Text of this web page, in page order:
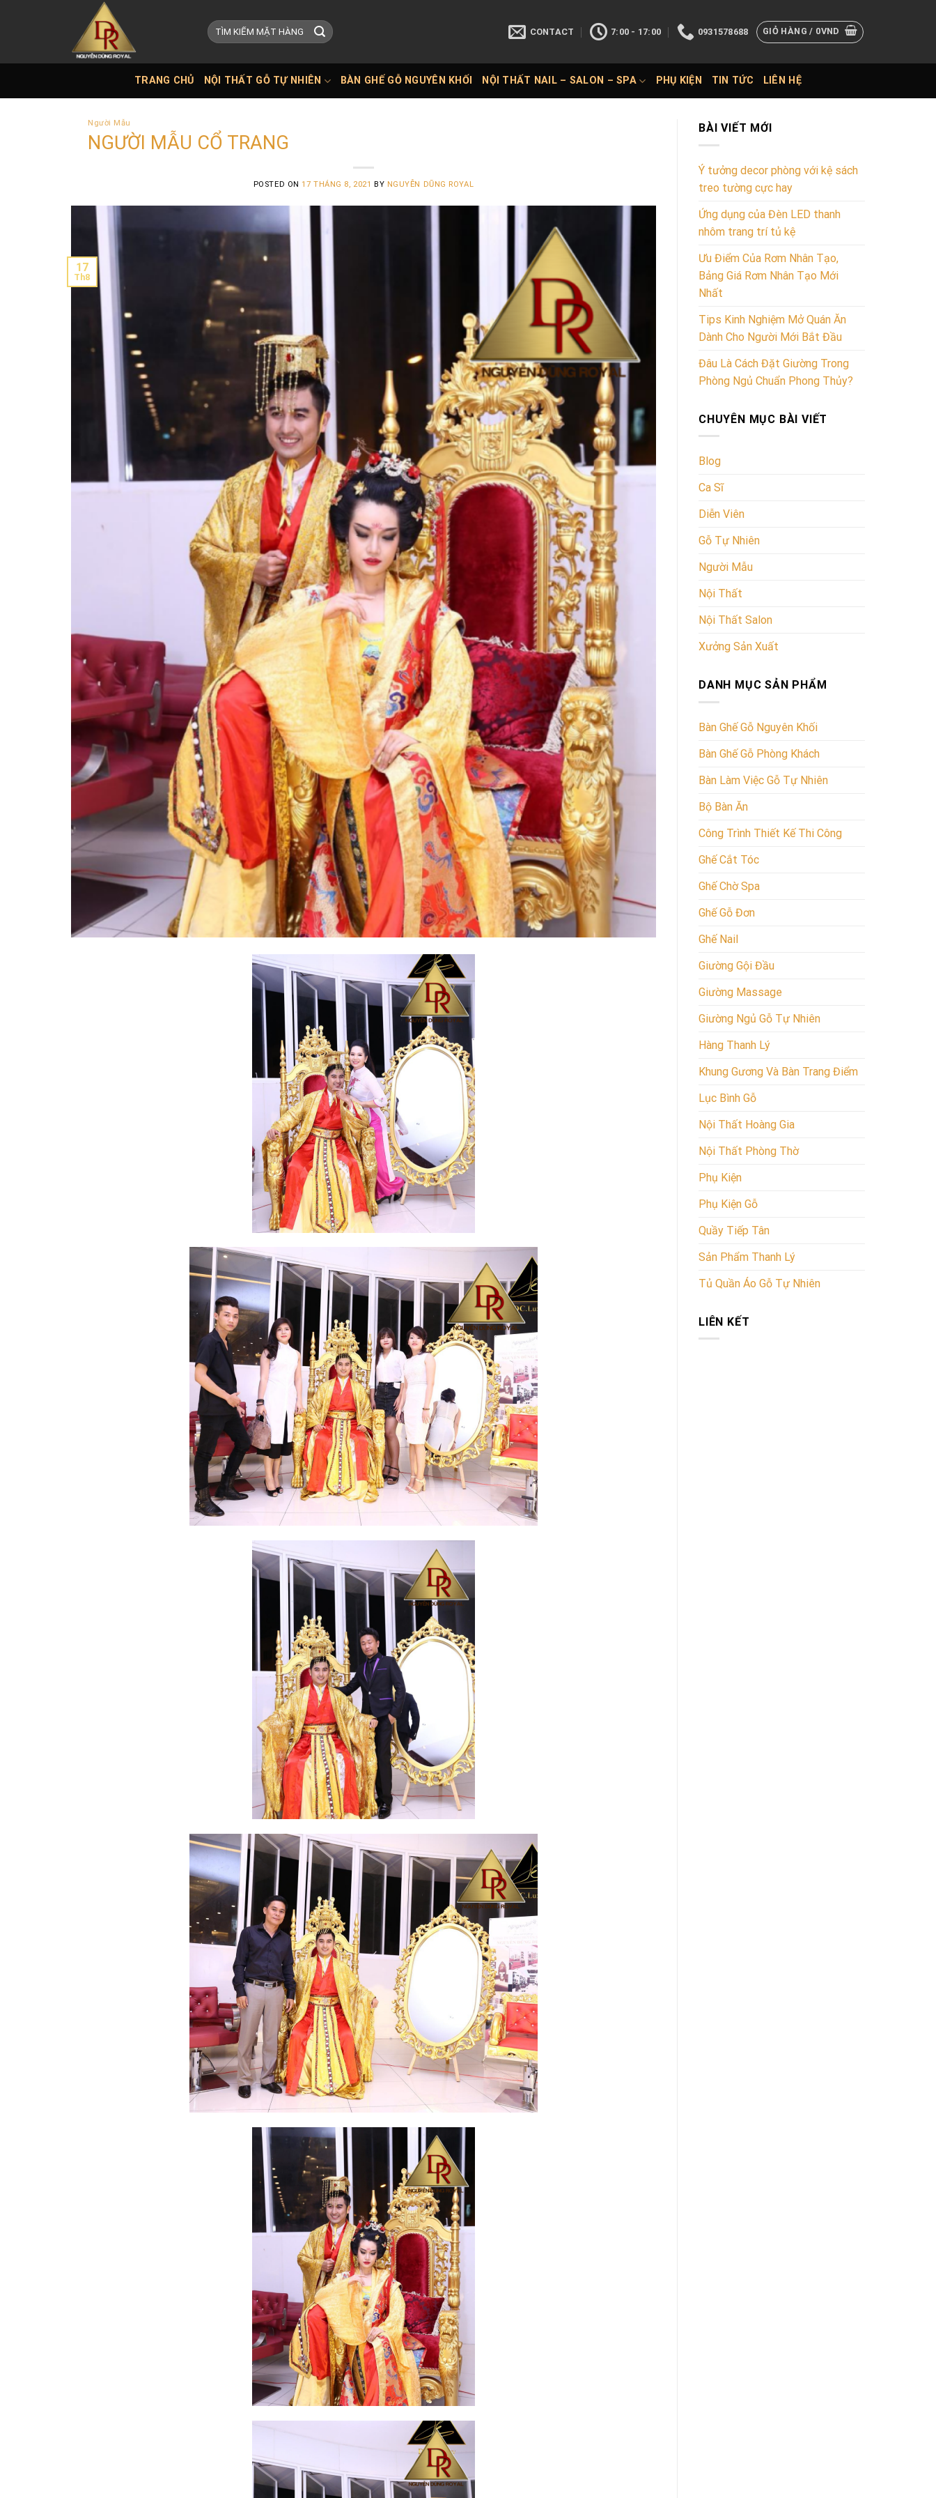
Tìm
kiếm:
CONTACT 7:00 - 17:00 0931578688 GIỎ HÀNG / 0VND
TRANG CHỦ NỘI THẤT GỖ TỰ NHIÊN BÀN GHẾ GỖ NGUYÊN KHỐI NỘI THẤT NAIL – SALON – SPA PHỤ KIỆN TIN TỨC LIÊN HỆ
Người Mẫu
NGƯỜI MẪU CỔ TRANG
POSTED ON17 THÁNG 8, 2021 BY NGUYỄN DŨNG ROYAL
17
Th8
BÀI VIẾT MỚI
Ý tưởng decor phòng với kệ sách
treo tường cực hay
Ứng dụng của Đèn LED thanh
nhôm trang trí tủ kệ
Ưu Điểm Của Rơm Nhân Tạo,
Bảng Giá Rơm Nhân Tạo Mới
Nhất
Tips Kinh Nghiệm Mở Quán Ăn
Dành Cho Người Mới Bắt Đầu
Đâu Là Cách Đặt Giường Trong
Phòng Ngủ Chuẩn Phong Thủy?
CHUYÊN MỤC BÀI VIẾT
Blog
Ca Sĩ
Diễn Viên
Gỗ Tự Nhiên
Người Mẫu
Nội Thất
Nội Thất Salon
Xưởng Sản Xuất
DANH MỤC SẢN PHẨM
Bàn Ghế Gỗ Nguyên Khối
Bàn Ghế Gỗ Phòng Khách
Bàn Làm Việc Gỗ Tự Nhiên
Bộ Bàn Ăn
Công Trình Thiết Kế Thi Công
Ghế Cắt Tóc
Ghế Chờ Spa
Ghế Gỗ Đơn
Ghế Nail
Giường Gội Đầu
Giường Massage
Giường Ngủ Gỗ Tự Nhiên
Hàng Thanh Lý
Khung Gương Và Bàn Trang Điểm
Lục Bình Gỗ
Nội Thất Hoàng Gia
Nội Thất Phòng Thờ
Phụ Kiện
Phụ Kiện Gỗ
Quầy Tiếp Tân
Sản Phẩm Thanh Lý
Tủ Quần Áo Gỗ Tự Nhiên
LIÊN KẾT